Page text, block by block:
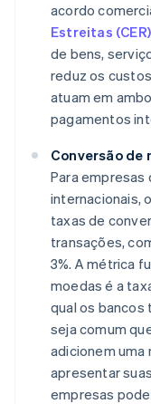
acordo
Estreitas (CER)
de bens,
reduz os
atuam em
pagamentos
Conversão de
Para
internacionais,
taxas de
transações,
3%. A métrica
moedas é a
qual os bancos
seja comum
adicionem uma
apresentar
empresas